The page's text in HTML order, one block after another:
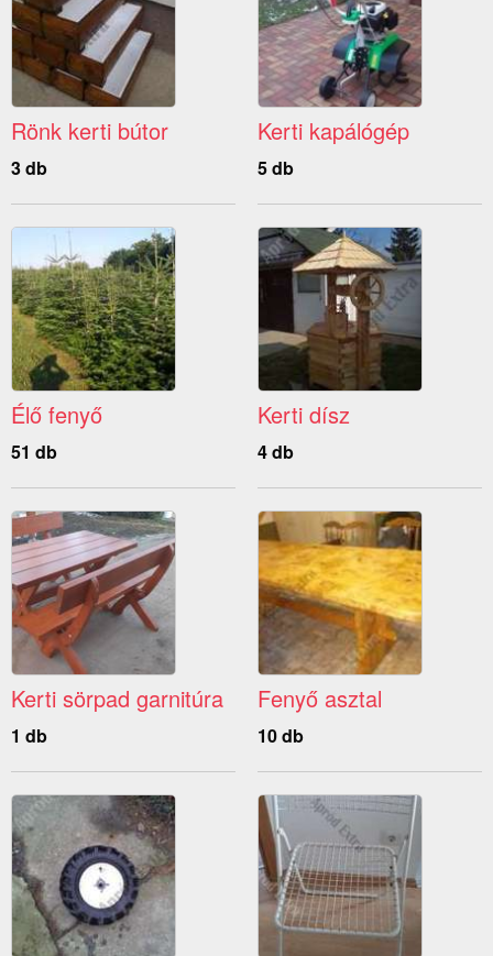
Rönk kerti bútor
3 db
Kerti kapálógép
5 db
Élő fenyő
51 db
Kerti dísz
4 db
Kerti sörpad garnitúra
1 db
Fenyő asztal
10 db